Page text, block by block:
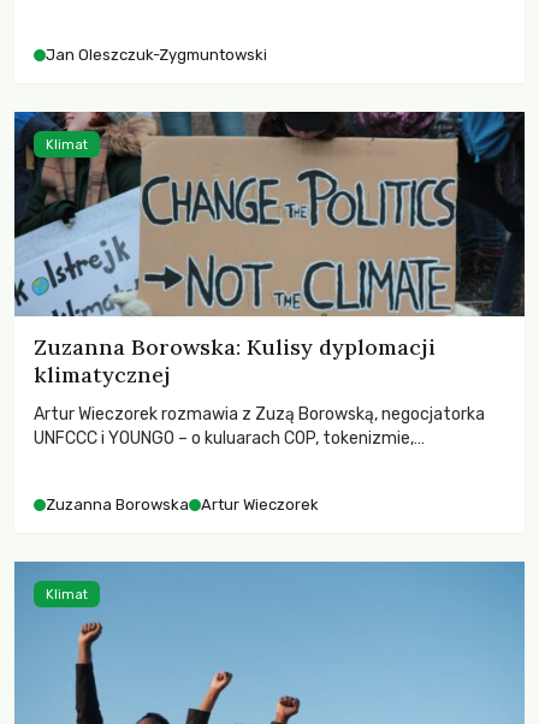
Jan Oleszczuk-Zygmuntowski
Zuzanna Borowska: Kulisy dyplomacji
klimatycznej
Artur Wieczorek rozmawia z Zuzą Borowską, negocjatorka
UNFCCC i YOUNGO – o kuluarach COP, tokenizmie,
Zuzanna Borowska Artur Wieczorek
Klimat
Klimat